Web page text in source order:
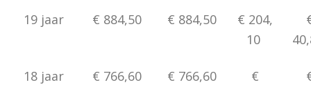
19 jaar € 884,50 € 884,50
€ 204,
10
18 jaar € 766,60 € 766,60
€